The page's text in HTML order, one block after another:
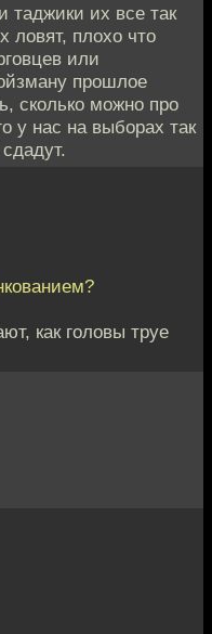
таджики их все так
ловят, плохо что
или
прошлое
сколько можно про
у нас на выборах так
как головы труе